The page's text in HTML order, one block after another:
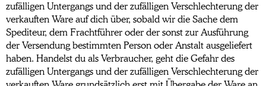
zufälligen Untergangs und der zufälligen Verschlechterung der
verkauften Ware auf dich über, sobald wir die Sache dem
Spediteur, dem Frachtführer oder der sonst zur Ausführung
der Versendung bestimmten Person oder Anstalt ausgeliefert
haben. Handelst du als Verbraucher, geht die Gefahr des
zufälligen Untergangs und der zufälligen Verschlechterung der